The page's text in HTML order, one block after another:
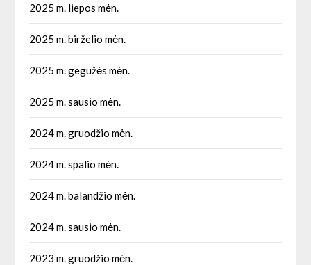
2025 m. liepos mėn.
2025 m. birželio mėn.
2025 m. gegužės mėn.
2025 m. sausio mėn.
2024 m. gruodžio mėn.
2024 m. spalio mėn.
2024 m. balandžio mėn.
2024 m. sausio mėn.
2023 m. gruodžio mėn.